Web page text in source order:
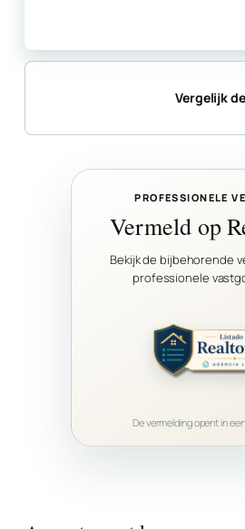
Vergelijk
PROFESSIONELE
Vermeld op
Bekijk de bijbehorende
professionele
De vermelding opent in